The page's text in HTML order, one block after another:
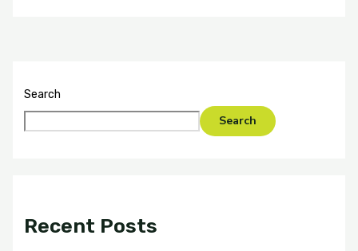
Search
Search
Recent Posts